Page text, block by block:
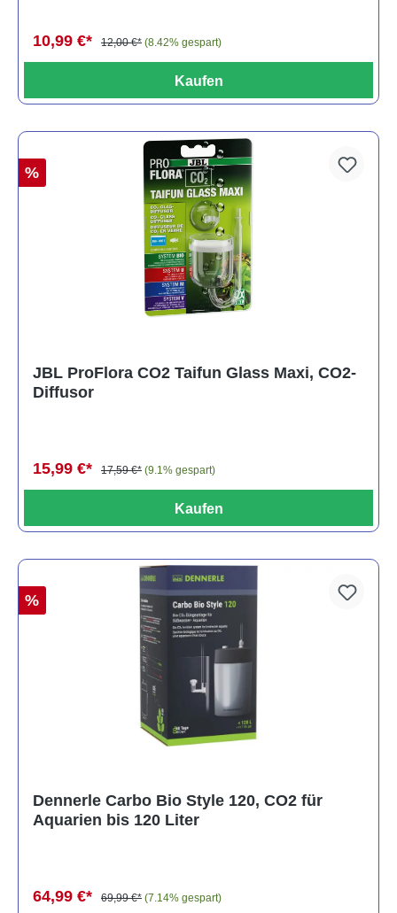
10,99 €* 12,00 €* (8.42% gespart)
Kaufen
%
JBL ProFlora CO2 Taifun Glass Maxi, CO2-
Diffusor
15,99 €* 17,59 €* (9.1% gespart)
Kaufen
%
Dennerle Carbo Bio Style 120, CO2 für
Aquarien bis 120 Liter
64,99 €* 69,99 €* (7.14% gespart)